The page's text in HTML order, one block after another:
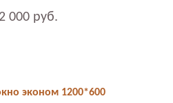
000 руб.
эконом 1200*600